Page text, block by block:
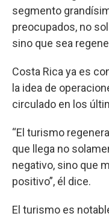
segmento
preocupados, no
sino que sea
Costa Rica ya es
la idea de
circulado en los
“El turismo
que llega no
negativo, sino que
positivo”, él dice.
El turismo es